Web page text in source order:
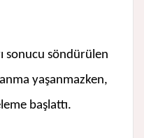
sonucu söndürülen
yaşanmazken,
başlattı.